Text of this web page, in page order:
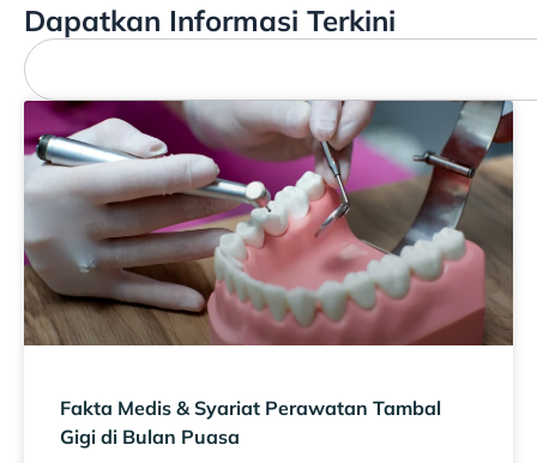
Dapatkan Informasi Terkini
Fakta Medis & Syariat Perawatan Tambal
Gigi di Bulan Puasa